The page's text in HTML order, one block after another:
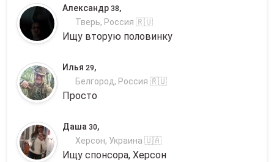
Александр 38,
Тверь, Россия 🇷🇺
Ищу вторую половинку
Илья 29,
Белгород, Россия 🇷🇺
Просто
Даша 30,
Херсон, Украина 🇺🇦
Ищу спонсора, Херсон